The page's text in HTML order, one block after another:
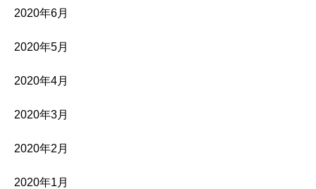
2020年6月
2020年5月
2020年4月
2020年3月
2020年2月
2020年1月